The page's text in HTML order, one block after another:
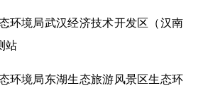
环境局武汉经济技术开发区（汉南
站
环境局东湖生态旅游风景区生态环